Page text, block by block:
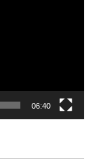
06:40